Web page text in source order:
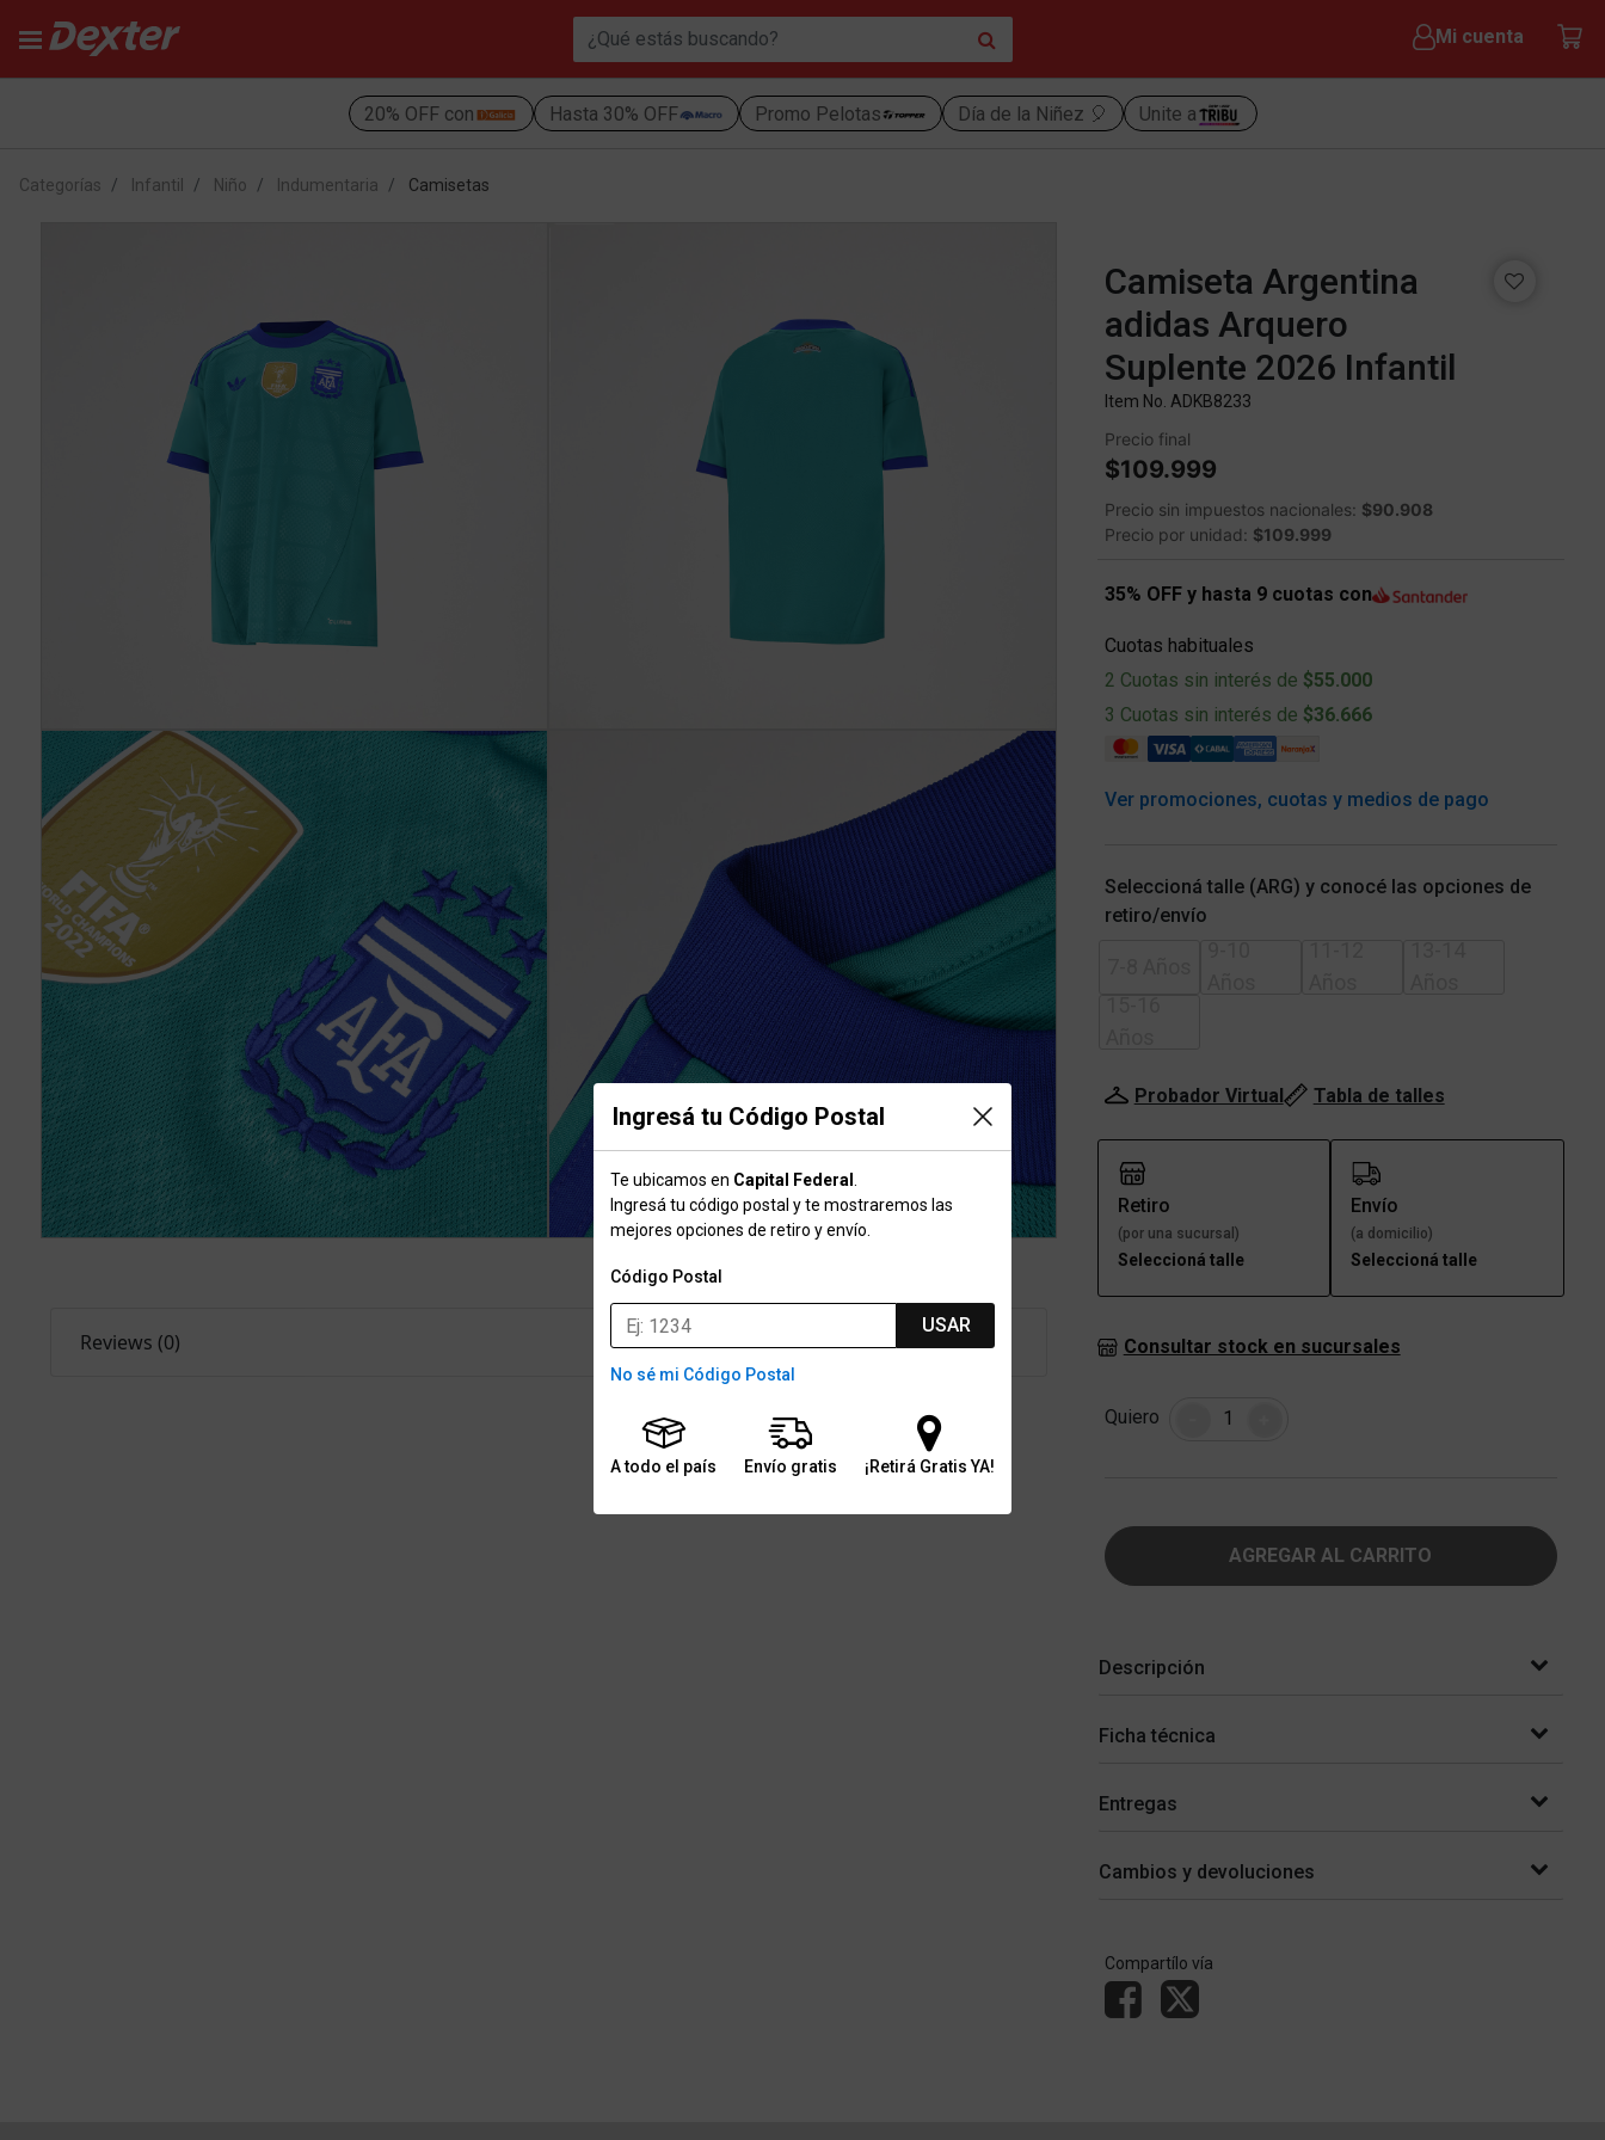
Mi cuenta
20% OFF con Hasta 30% OFF Promo Pelotas Día de la Niñez 🎈 Unite a
Ingresá tu Código Postal
Te ubicamos en Capital Federal
Ingresá tu código postal y te mostraremos las
mejores opciones de retiro y envío.
Código Postal
USAR
No sé mi Código Postal
A todo el país Envío gratis ¡Retirá Gratis YA!
Categorías Infantil Niño Indumentaria Camisetas
Reviews (0)
Camiseta Argentina
adidas Arquero
Suplente 2026 Infantil
Item No. ADKB8233
Precio final
$109.999
Precio sin impuestos nacionales: $90.908
Precio por unidad: $109.999
35% OFF y hasta 9 cuotas con
Cuotas habituales
2 Cuotas sin interés de $55.000
3 Cuotas sin interés de $36.666
Ver promociones, cuotas y medios de pago
Seleccioná talle (ARG) y conocé las opciones de
retiro/envío
Probador Virtual Tabla de talles
Retiro
(por una sucursal)
Seleccioná talle
Envío
(a domicilio)
Seleccioná talle
Consultar stock en sucursales
Quiero Cantidad
AGREGAR AL CARRITO
Descripción
Ficha técnica
Entregas
Cambios y devoluciones
Compartílo vía